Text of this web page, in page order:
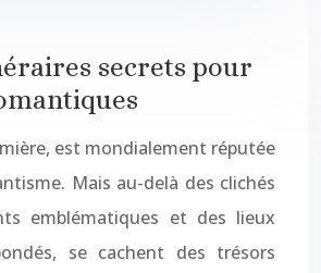
secrets pour
est mondialement réputée
Mais au-delà des clichés
emblématiques et des lieux
se cachent des trésors